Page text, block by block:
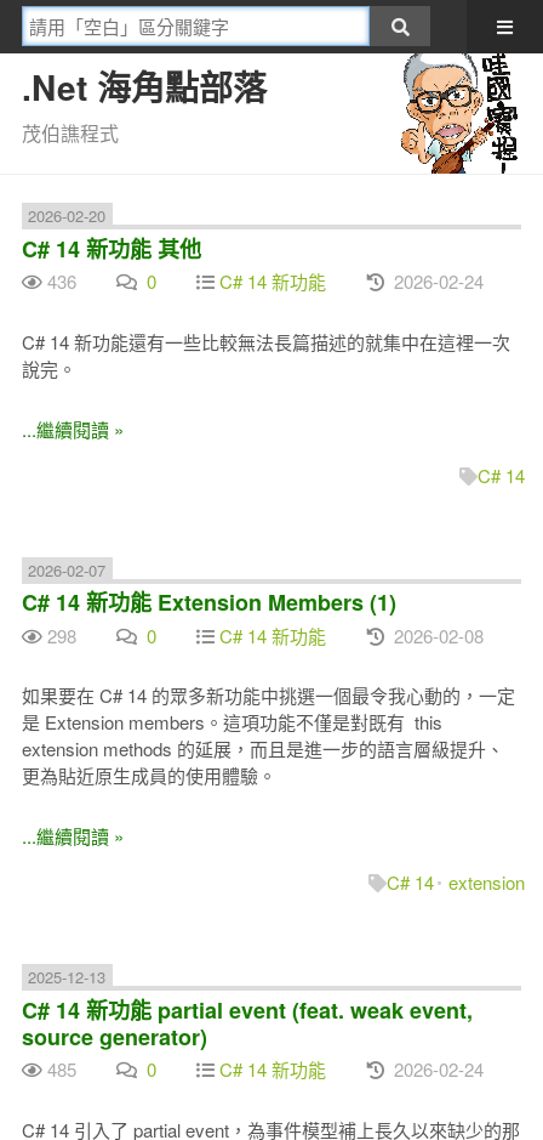
.Net 海角點部落
茂伯譙程式
2026-02-20
C# 14 新功能 其他
436 0 C# 14 新功能 2026-02-24
C# 14 新功能還有一些比較無法長篇描述的就集中在這裡一次
說完。
...繼續閱讀 »
C# 14
2026-02-07
C# 14 新功能 Extension Members (1)
298 0 C# 14 新功能 2026-02-08
如果要在 C# 14 的眾多新功能中挑選一個最令我心動的，一定
是 Extension members。這項功能不僅是對既有 this
extension methods 的延展，而且是進一步的語言層級提升、
更為貼近原生成員的使用體驗。
...繼續閱讀 »
C# 14 extension
2025-12-13
C# 14 新功能 partial event (feat. weak event,
source generator)
485 0 C# 14 新功能 2026-02-24
C# 14 引入了 partial event，為事件模型補上長久以來缺少的那